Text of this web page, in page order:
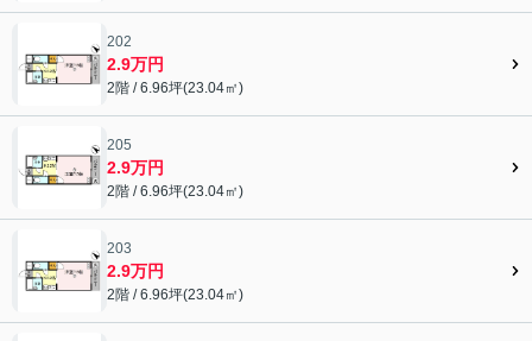
202
2.9万円
2階 / 6.96坪(23.04㎡)
205
2.9万円
2階 / 6.96坪(23.04㎡)
203
2.9万円
2階 / 6.96坪(23.04㎡)